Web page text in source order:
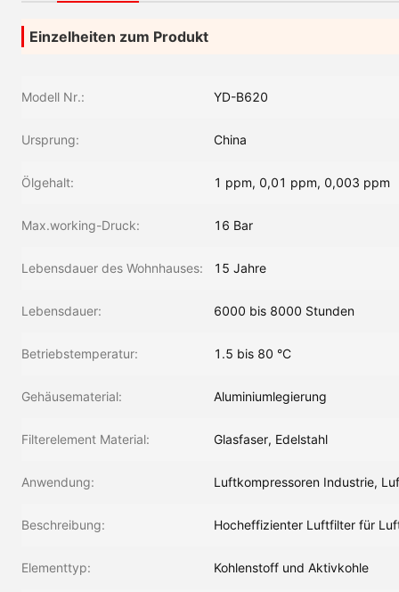
Einzelheiten zum Produkt
Modell Nr.: YD-B620
Ursprung: China
Ölgehalt: 1 ppm, 0,01 ppm, 0,003 ppm
Max.working-Druck: 16 Bar
Lebensdauer des Wohnhauses: 15 Jahre
Lebensdauer: 6000 bis 8000 Stunden
Betriebstemperatur: 1.5 bis 80 °C
Gehäusematerial: Aluminiumlegierung
Filterelement Material: Glasfaser, Edelstahl
Anwendung: Luftkompressoren Industrie,
Beschreibung: Hocheffizienter Luftfilter für
Elementtyp: Kohlenstoff und Aktivkohle